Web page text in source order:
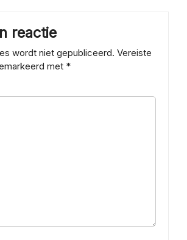
reactie
wordt niet gepubliceerd. Vereiste
met *